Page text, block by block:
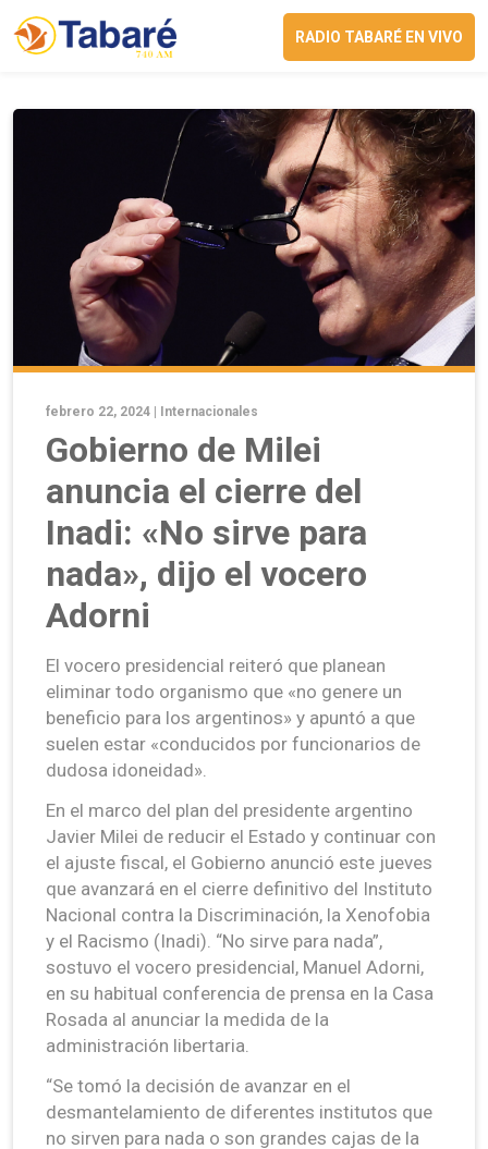
RADIO TABARÉ EN VIVO
febrero 22, 2024 | Internacionales
Gobierno de Milei
anuncia el cierre del
Inadi: «No sirve para
nada», dijo el vocero
Adorni
El vocero presidencial reiteró que planean
eliminar todo organismo que «no genere un
beneficio para los argentinos» y apuntó a que
suelen estar «conducidos por funcionarios de
dudosa idoneidad».
En el marco del plan del presidente argentino
Javier Milei de reducir el Estado y continuar con
el ajuste fiscal, el Gobierno anunció este jueves
que avanzará en el cierre definitivo del Instituto
Nacional contra la Discriminación, la Xenofobia
y el Racismo (Inadi). “No sirve para nada”,
sostuvo el vocero presidencial, Manuel Adorni,
en su habitual conferencia de prensa en la Casa
Rosada al anunciar la medida de la
administración libertaria.
“Se tomó la decisión de avanzar en el
desmantelamiento de diferentes institutos que
no sirven para nada o son grandes cajas de la